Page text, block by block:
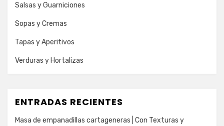
Salsas y Guarniciones
Sopas y Cremas
Tapas y Aperitivos
Verduras y Hortalizas
ENTRADAS RECIENTES
Masa de empanadillas cartageneras | Con Texturas y